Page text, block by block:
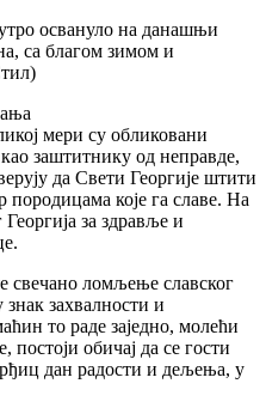
освануло на данашњи
са благом зимом и
мери су обликовани
заштитнику од неправде,
да Свети Георгије штити
које га славе. На
за здравље и
свечано ломљење славског
захвалности и
то раде заједно, молећи
постоји обичај да се гости
дан радости и дељења, у